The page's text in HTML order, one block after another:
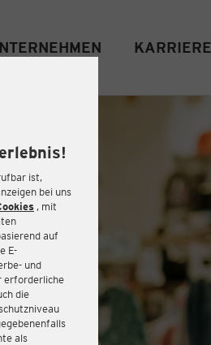
ist,
bei uns
, mit
auf
E-
und
erforderliche
die
als
KARRIERE